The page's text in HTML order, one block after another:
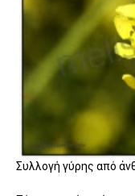
Συλλογή γύρης από